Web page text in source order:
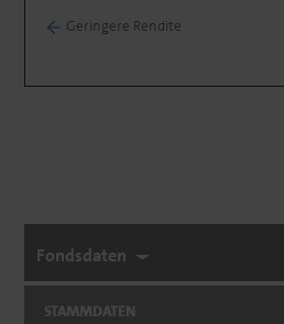
Geringere Rendite
Fondsdaten
STAMMDATEN